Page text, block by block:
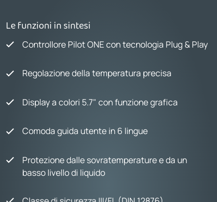
Le funzioni in sintesi
Controllore Pilot ONE con tecnologia Plug & Play
Regolazione della temperatura precisa
Display a colori 5.7" con funzione grafica
Comoda guida utente in 6 lingue
Protezione dalle sovratemperature e da un
basso livello di liquido